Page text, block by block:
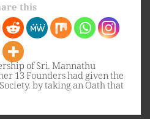
this
of Sri. Mannathu
13 Founders had given the
by taking an Oath that